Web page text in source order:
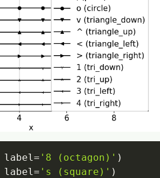
label = '8 (octagon)' )
label = 's (square)' )